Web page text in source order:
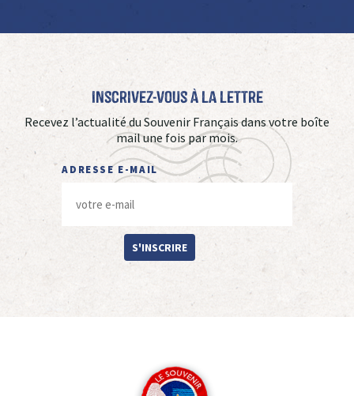
Inscrivez-vous à La Lettre
Recevez l’actualité du Souvenir Français dans votre boîte
mail une fois par mois.
ADRESSE E-MAIL
S'INSCRIRE